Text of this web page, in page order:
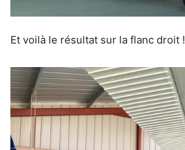
Et voilà le résultat sur la flanc droit !